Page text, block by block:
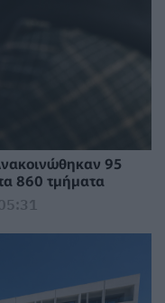
95
860 τμήματα